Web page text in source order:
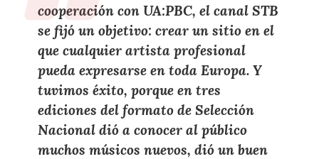
cooperación con UA:PBC, el canal STB
se fijó un objetivo: crear un sitio en el
que cualquier artista profesional
pueda expresarse en toda Europa. Y
tuvimos éxito, porque en tres
ediciones del formato de Selección
Nacional dió a conocer al público
muchos músicos nuevos, dió un buen